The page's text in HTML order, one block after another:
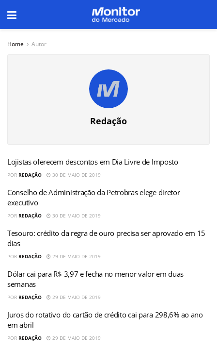
Home Autor
Redação
Lojistas oferecem descontos em Dia Livre de Imposto
POR REDAÇÃO 30 DE MAIO DE 2019
Conselho de Administração da Petrobras elege diretor
executivo
POR REDAÇÃO 30 DE MAIO DE 2019
Tesouro: crédito da regra de ouro precisa ser aprovado em 15
dias
POR REDAÇÃO 29 DE MAIO DE 2019
Dólar cai para R$ 3,97 e fecha no menor valor em duas
semanas
POR REDAÇÃO 29 DE MAIO DE 2019
Juros do rotativo do cartão de crédito cai para 298,6% ao ano
em abril
POR REDAÇÃO 29 DE MAIO DE 2019